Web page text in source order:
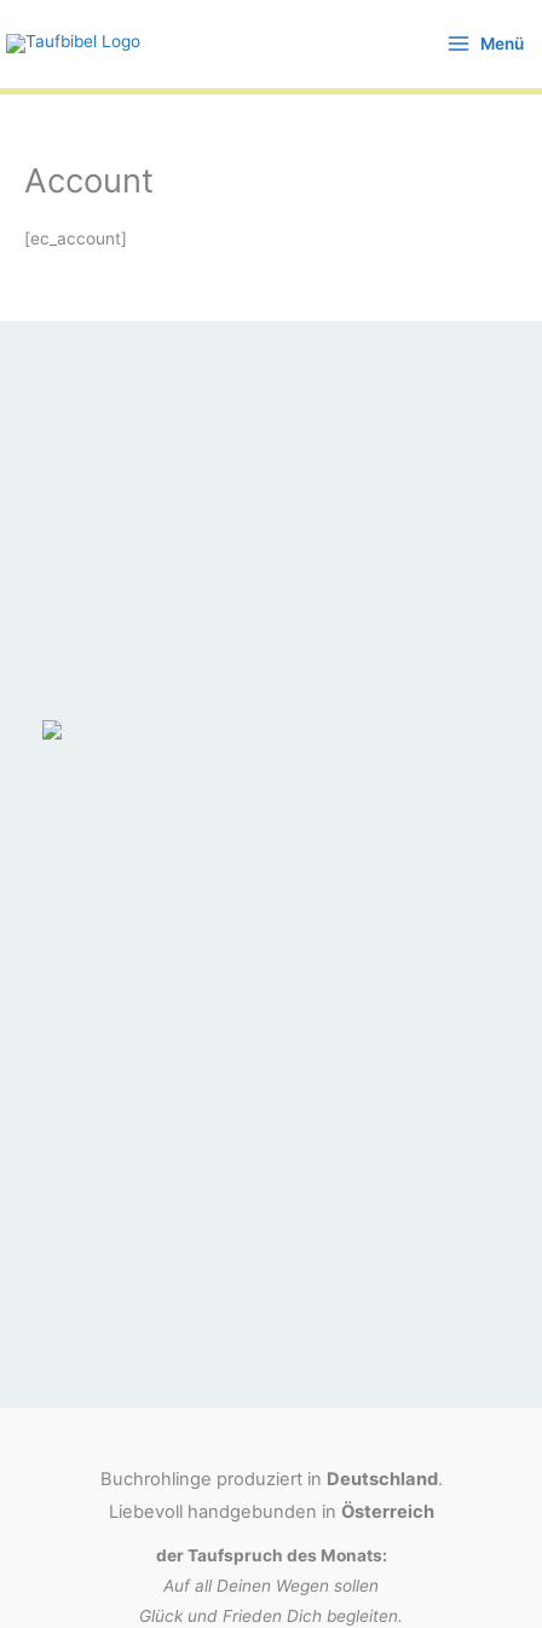
Inhalt
Menü
Account
[ec_account]
Buchrohlinge produziert in Deutschland.
Liebevoll handgebunden in Österreich
der Taufspruch des Monats:
Auf all Deinen Wegen sollen
Glück und Frieden Dich begleiten.